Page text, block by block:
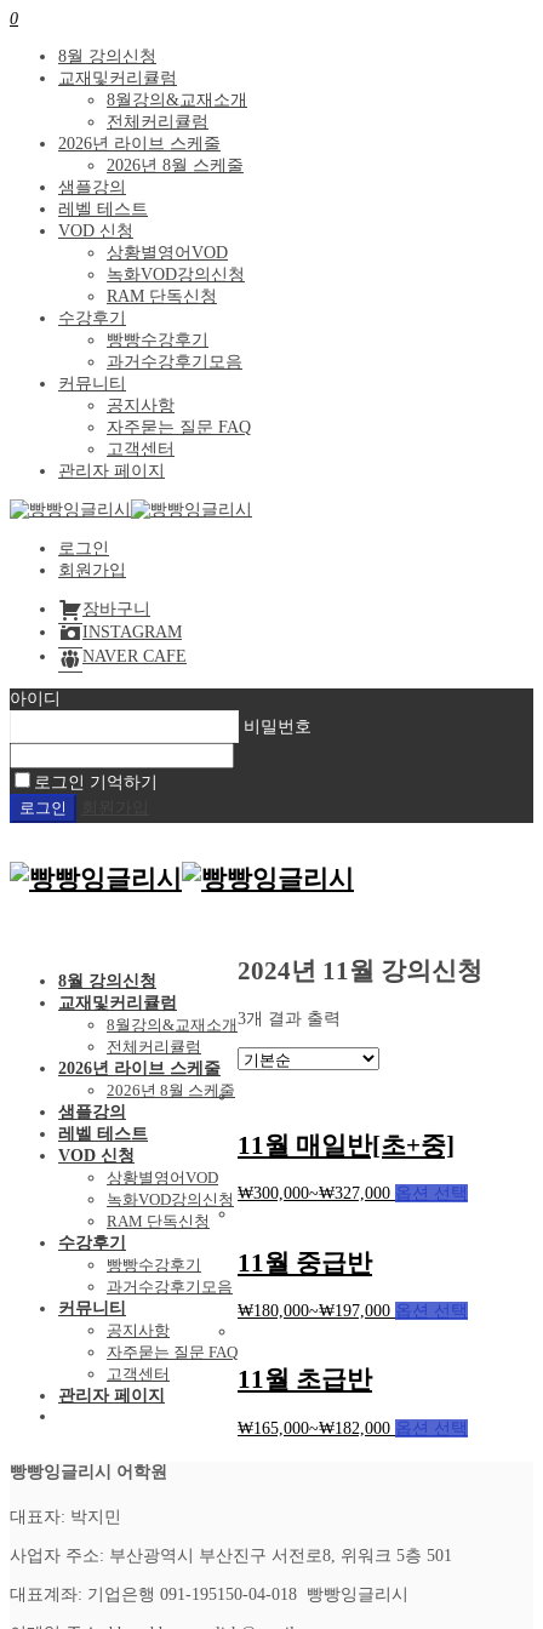
0
8월 강의신청
교재및커리큘럼
8월강의&교재소개
전체커리큘럼
2026년 라이브 스케줄
2026년 8월 스케줄
샘플강의
레벨 테스트
VOD 신청
상황별영어VOD
녹화VOD강의신청
RAM 단독신청
수강후기
빵빵수강후기
과거수강후기모음
커뮤니티
공지사항
자주묻는 질문 FAQ
고객센터
관리자 페이지
로그인
회원가입
장바구니
INSTAGRAM
NAVER CAFE
아이디
비밀번호
로그인 기억하기
8월 강의신청
교재및커리큘럼
8월강의&교재소개
전체커리큘럼
2026년 라이브 스케줄
2026년 8월 스케줄
샘플강의
레벨 테스트
VOD 신청
상황별영어VOD
녹화VOD강의신청
RAM 단독신청
수강후기
빵빵수강후기
과거수강후기모음
커뮤니티
공지사항
자주묻는 질문 FAQ
고객센터
관리자 페이지
2024년 11월 강의신청
3개 결과 출력
11월 매일반[초+중]
₩300,000~₩327,000 옵션 선택
11월 중급반
₩180,000~₩197,000 옵션 선택
11월 초급반
₩165,000~₩182,000 옵션 선택
빵빵잉글리시 어학원
대표자: 박지민
사업자 주소: 부산광역시 부산진구 서전로8, 위워크 5층 501
대표계좌: 기업은행 091-195150-04-018 빵빵잉글리시